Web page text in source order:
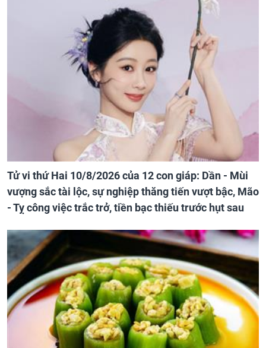
Tử vi thứ Hai 10/8/2026 của 12 con giáp: Dần - Mùi
vượng sắc tài lộc, sự nghiệp thăng tiến vượt bậc, Mão
- Tỵ công việc trắc trở, tiền bạc thiếu trước hụt sau